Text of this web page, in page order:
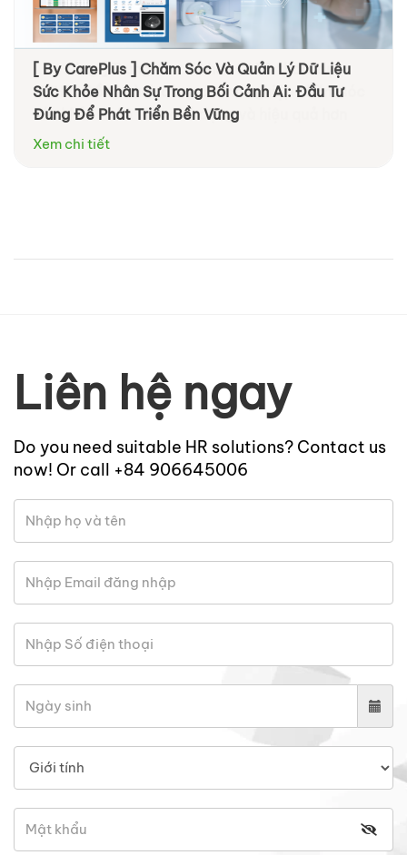
[ By CarePlus ] Chăm Sóc Và Quản Lý Dữ Liệu
Sức Khỏe Nhân Sự Trong Bối Cảnh Ai: Đầu Tư
Đúng Để Phát Triển Bền Vững
Xem chi tiết
[ By Diag ] Trung tâm Y khoa DIAG tham dự
VNHR: Đồng hành cùng doanh nghiệp chăm sóc
sức khỏe nhân viên chủ động và hiệu quả hơn
Xem chi tiết
Liên hệ ngay
Do you need suitable HR solutions? Contact us
now! Or call +84 906645006